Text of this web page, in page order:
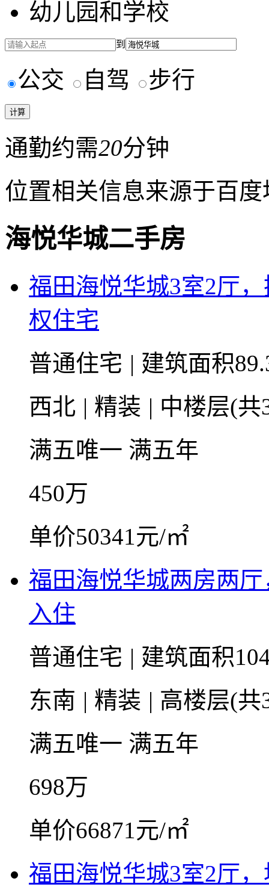
幼儿园和学校
到
公交 自驾 步行
通勤约需20分钟
位置相关信息来源于百
海悦华城二手房
福田海悦华城3室2厅
权住宅
普通住宅 | 建筑面积
西北 | 精装 | 中楼层(
满五唯一 满五年
450万
单价50341元/㎡
福田海悦华城两房两
入住
普通住宅 | 建筑面积
东南 | 精装 | 高楼层(
满五唯一 满五年
698万
单价66871元/㎡
福田海悦华城3室2厅